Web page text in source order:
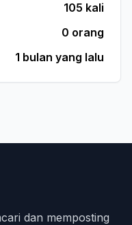
105 kali
0 orang
1 bulan yang lalu
dan memposting